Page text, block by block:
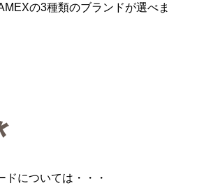
の3種類のブランドが選べま
ドについては・・・